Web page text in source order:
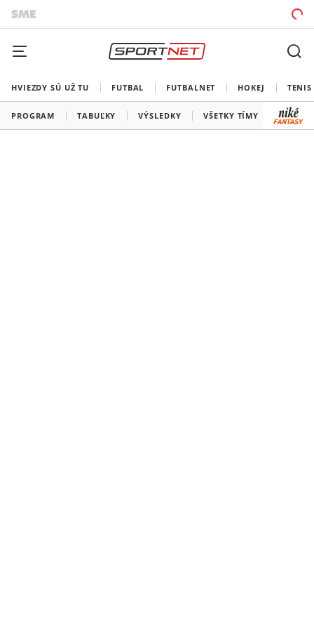
HVIEZDY SÚ UŽ TU FUTBAL FUTBALNET HOKEJ TENIS
PROGRAM TABUĽKY VÝSLEDKY VŠETKY TÍMY